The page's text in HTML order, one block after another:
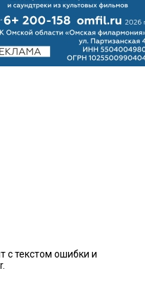
с текстом ошибки и